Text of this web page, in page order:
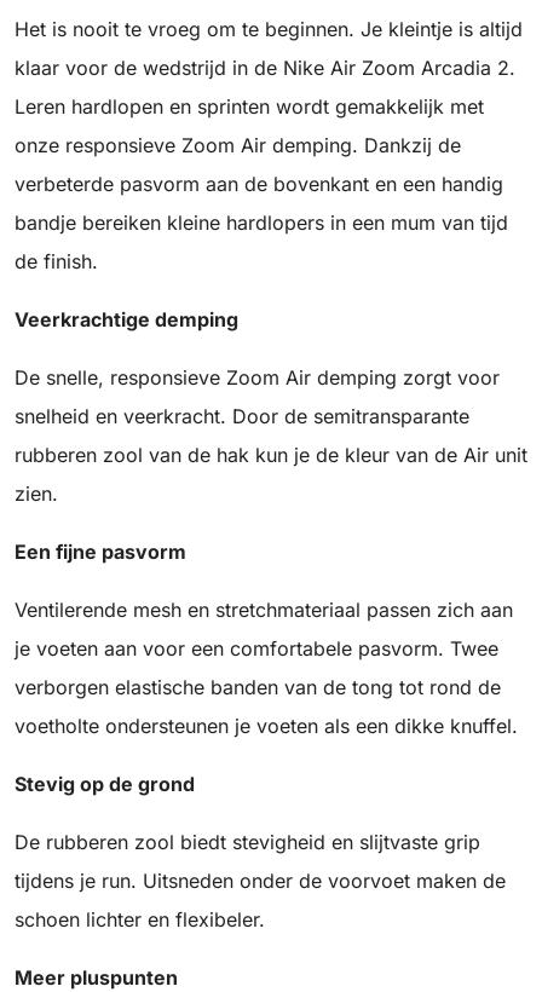
Het is nooit te vroeg om te beginnen. Je kleintje is altijd
klaar voor de wedstrijd in de Nike Air Zoom Arcadia 2.
Leren hardlopen en sprinten wordt gemakkelijk met
onze responsieve Zoom Air demping. Dankzij de
verbeterde pasvorm aan de bovenkant en een handig
bandje bereiken kleine hardlopers in een mum van tijd
de finish.
Veerkrachtige demping
De snelle, responsieve Zoom Air demping zorgt voor
snelheid en veerkracht. Door de semitransparante
rubberen zool van de hak kun je de kleur van de Air unit
zien.
Een fijne pasvorm
Ventilerende mesh en stretchmateriaal passen zich aan
je voeten aan voor een comfortabele pasvorm. Twee
verborgen elastische banden van de tong tot rond de
voetholte ondersteunen je voeten als een dikke knuffel.
Stevig op de grond
De rubberen zool biedt stevigheid en slijtvaste grip
tijdens je run. Uitsneden onder de voorvoet maken de
schoen lichter en flexibeler.
Meer pluspunten